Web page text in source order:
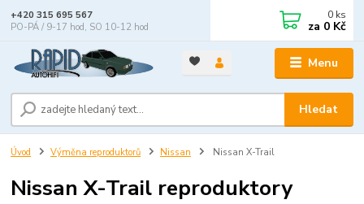
Menu
Hledat
+420 315 695 567
PO-PÁ / 9-17 hod, SO 10-12 hod
0 ks
za 0 Kč
Úvod Výměna reproduktorů Nissan Nissan X-Trail
Nissan X-Trail reproduktory